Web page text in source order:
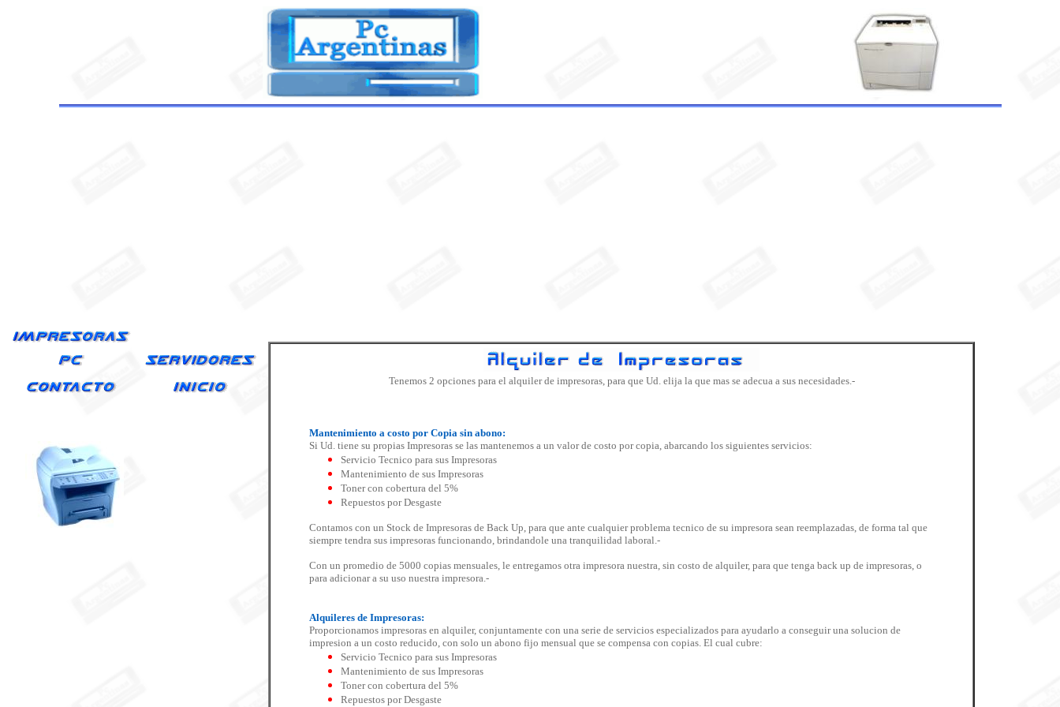
Tenemos 2 opciones para el alquiler de impresoras, para que Ud. elija la que mas se adecua a sus necesidades.-
Mantenimiento a costo por Copia sin abono:
Si Ud. tiene su propias Impresoras se las mantenemos a un valor de costo por copia, abarcando los siguientes servicios:
Servicio Tecnico para sus Impresoras
Mantenimiento de sus Impresoras
Toner con cobertura del 5%
Repuestos por Desgaste
Contamos con un Stock de Impresoras de Back Up, para que ante cualquier problema tecnico de su impresora sean reemplazadas, de forma tal que
siempre tendra sus impresoras funcionando, brindandole una tranquilidad laboral.-
Con un promedio de 5000 copias mensuales, le entregamos otra impresora nuestra, sin costo de alquiler, para que tenga back up de impresoras, o
para adicionar a su uso nuestra impresora.-
Alquileres de Impresoras:
Proporcionamos impresoras en alquiler, conjuntamente con una serie de servicios especializados para ayudarlo a conseguir una solucion de
impresion a un costo reducido, con solo un abono fijo mensual que se compensa con copias. El cual cubre:
Servicio Tecnico para sus Impresoras
Mantenimiento de sus Impresoras
Toner con cobertura del 5%
Repuestos por Desgaste